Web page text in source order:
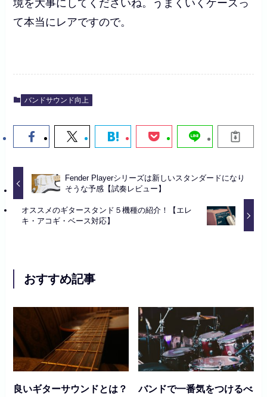
境を大事にしてくださいね。うまくいくケースっ
て本当にレアですので。
バンドサウンド向上
Fender Playerシリーズは新しいスタンダードになり
そうな予感【試奏レビュー】
オススメのギタースタンド５機種の紹介！【エレ
キ・アコギ・ベース対応】
おすすめ記事
良いギターサウンドとは？
バンドで一番気をつけるべ